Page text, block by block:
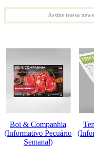
Assine nossa
Boi & Companhia
(Informativo Pecuário
Semanal)